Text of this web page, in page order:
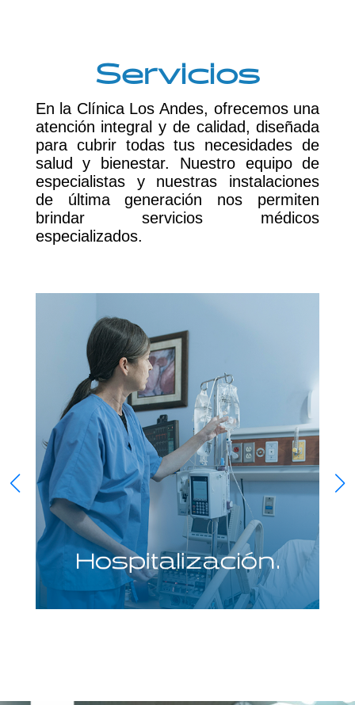
Servicios
En la Clínica Los Andes, ofrecemos una
atención integral y de calidad, diseñada
para cubrir todas tus necesidades de
salud y bienestar. Nuestro equipo de
especialistas y nuestras instalaciones
de última generación nos permiten
brindar servicios médicos
especializados.